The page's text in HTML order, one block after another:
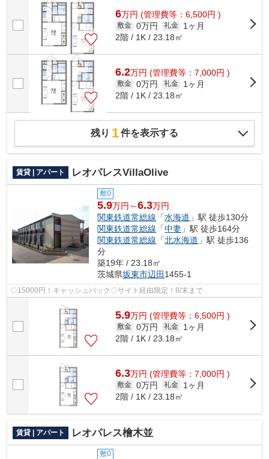
6万円 (管理費等：6,500円 )
敷金 0万円 礼金
1ヶ月
2階 / 1K / 23.18㎡
6.2万円 (管理費等：7,000円 )
敷金 0万円 礼金
1ヶ月
2階 / 1K / 23.18㎡
残り 1件を表示する
賃貸 | アパート レオパレスVillaOlive
敷0
5.9万円～6.3万円
関東鉄道常総線 「水海道 」駅 徒歩130分
関東鉄道常総線 「中妻 」駅 徒歩164分
関東鉄道常総線 「北水海道 」駅 徒歩136
分
築19年 / 23.18㎡
茨城県坂東市辺田 1455-1
◇15000円！キャッシュバック◇サイト経由限定！8/末まで
5.9万円 (管理費等：6,500円 )
敷金 0万円 礼金
1ヶ月
2階 / 1K / 23.18㎡
6.3万円 (管理費等：7,000円 )
敷金 0万円 礼金
1ヶ月
2階 / 1K / 23.18㎡
賃貸 | アパート レオパレス檜木並
敷0